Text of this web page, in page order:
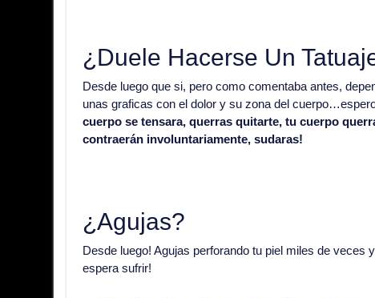
¿Duele Hacerse Un
Desde luego que si, pero como comentaba antes,
unas graficas con el dolor y su zona del
cuerpo se tensara, querras quitarte, tu cuerpo
contraerán involuntariamente, sudaras!
¿Agujas?
Desde luego! Agujas perforando tu piel miles de
espera sufrir!